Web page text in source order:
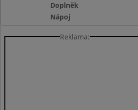
Doplněk
Nápoj
Reklama: